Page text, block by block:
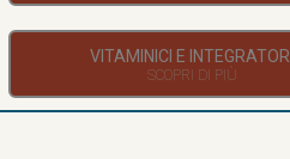
VITAMINICI E INTEGRATORI